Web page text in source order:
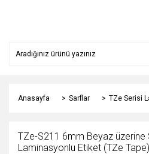
Anasayfa Sarflar TZe Serisi
TZe-S211 6mm Beyaz üzerine
Laminasyonlu Etiket (TZe Tape)